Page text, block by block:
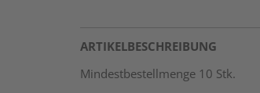
ARTIKELBESCHREIBUNG
Mindestbestellmenge 10 Stk.